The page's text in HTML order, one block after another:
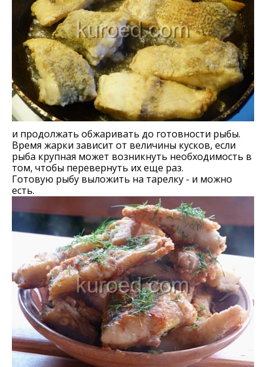
и продолжать обжаривать до готовности рыбы.
Время жарки зависит от величины кусков, если
рыба крупная может возникнуть необходимость в
том, чтобы перевернуть их еще раз.
Готовую рыбу выложить на тарелку - и можно
есть.